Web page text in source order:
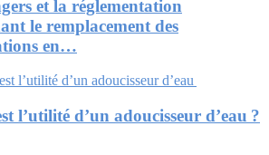
et la réglementation
le remplacement des
en…
l’utilité d’un adoucisseur d’eau ?